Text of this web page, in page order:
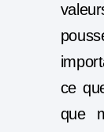
ce
que